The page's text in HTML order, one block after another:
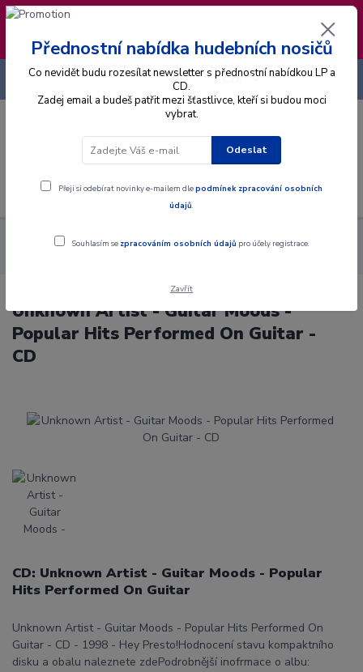
❣️ Od 4.8. do 13.8. čerpám dovolenou. Datum
expedice objednávek se posouvá na pátek
14.8.2026 🐋
Menu
CZK
+420 725 736 293
Alba CD
Unknown Artist - Guitar Moods - Popular Hits
Unknown Artist - Guitar Moods -
Popular Hits Performed On Guitar -
CD
CD: Unknown Artist - Guitar Moods - Popular
Hits Performed On Guitar
Unknown Artist - Guitar Moods - Popular Hits Performed On
Guitar - CD - 1998 - Hey Presto!Hodnocení stavu kompaktního
disku a obalu naleznete zdePodrobnější inofrmace o albu:
Přednostní nabídka hudebních nosičů
Co nevidět budu rozesílat newsletter s přednostní nabídkou LP a
CD.
Zadej email a budeš patřit mezi šťastlivce, kteří si budou moci
vybrat.
Odeslat
Přeji si odebírat novinky e-mailem dlepodmínek zpracování osobních
údajů.
Souhlasím se zpracováním osobních údajů pro účely registrace.
Zavřít